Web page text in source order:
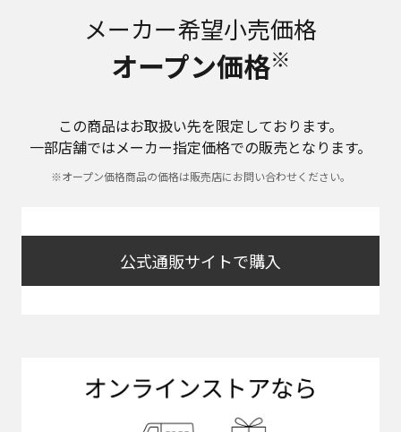
メーカー希望小売価格
オープン価格※
この商品はお取扱い先を限定しております。
一部店舗ではメーカー指定価格での販売となります。
※オープン価格商品の価格は販売店にお問い合わせください。
公式通販サイトで購入